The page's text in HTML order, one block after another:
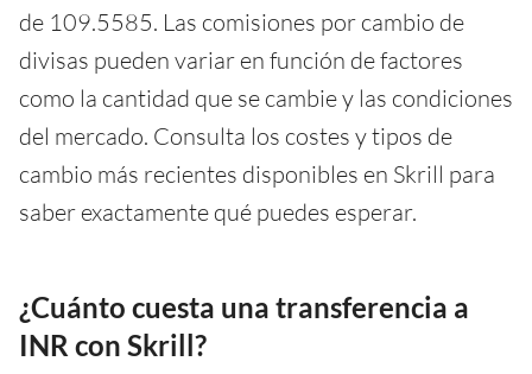
de 109.5585. Las comisiones por cambio de
divisas pueden variar en función de factores
como la cantidad que se cambie y las condiciones
del mercado. Consulta los costes y tipos de
cambio más recientes disponibles en Skrill para
saber exactamente qué puedes esperar.
¿Cuánto cuesta una transferencia a
INR con Skrill?